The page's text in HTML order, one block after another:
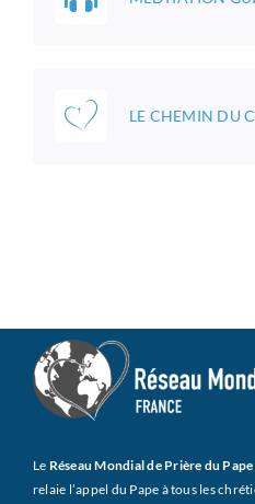
LE CHEMIN DU
Le Réseau Mondial de Prière du Pape
relaie l’appel du Pape à tous les